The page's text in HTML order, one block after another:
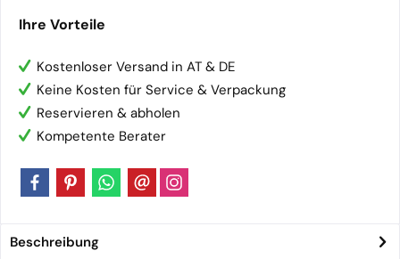
Ihre Vorteile
Kostenloser Versand in AT & DE
Keine Kosten für Service & Verpackung
Reservieren & abholen
Kompetente Berater
Beschreibung